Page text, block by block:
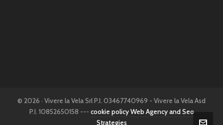
© 2026 · Vivere la Vela Srl P.I. 03467740969 - Vivere la Vela Asd
P.I. 10852650158 --- cookie policy Web Agency and Seo
Strategies